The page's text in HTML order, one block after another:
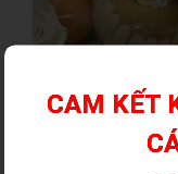
CAM KẾT